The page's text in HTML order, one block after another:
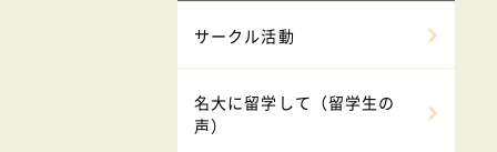
サークル活動
名大に留学して（留学生の
声）